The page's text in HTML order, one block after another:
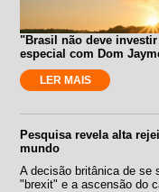
"Brasil não deve
especial com Dom
LER MAIS
Pesquisa revela alta
mundo
A decisão britânica de se
"brexit" e a ascensão do